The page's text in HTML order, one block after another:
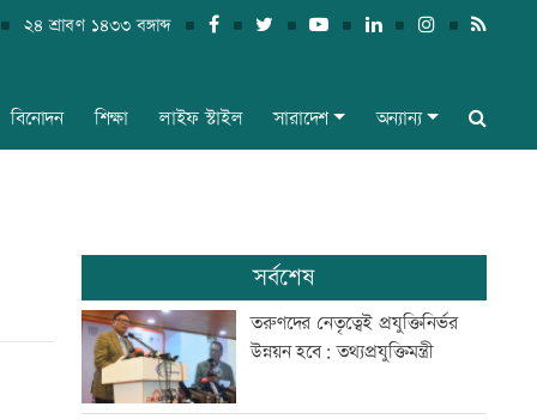
২৪ শ্রাবণ ১৪৩৩ বঙ্গাব্দ
বিনোদন শিক্ষা লাইফ স্টাইল সারাদেশ অন্যান্য
সর্বশেষ
তরুণদের নেতৃত্বেই প্রযুক্তিনির্ভর
উন্নয়ন হবে: তথ্যপ্রযুক্তিমন্ত্রী